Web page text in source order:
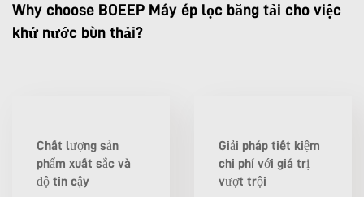
Why choose BOEEP Máy ép lọc băng tải cho việc
khử nước bùn thải?
Chất lượng sản
phẩm xuất sắc và
độ tin cậy
Giải pháp tiết kiệm
chi phí với giá trị
vượt trội